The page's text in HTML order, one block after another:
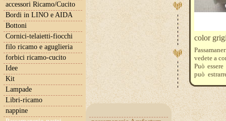
accessori Ricamo/Cucito
Bordi in LINO e AIDA
Bottoni
Cornici-telaietti-fiocchi
filo ricamo e aguglieria
forbici ricamo-cucito
Idee
Kit
Lampade
Libri-ricamo
nappine
color
vedete a
Può
può
quantità 3